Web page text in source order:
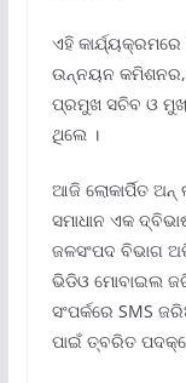
ଏହି
ଉନ୍ନୟନ କମିଶନର,
ପ୍ରମୁଖ ସଚିବ ଓ
ଥିଲେ ।
ଆଜି ଲୋକାର୍ପିତ ଅନ୍‌
ସମାଧାନ ଏକ
ଜଳସଂପଦ ବିଭାଗ
ଭିଡିଓ ମୋବାଇଲ
ସଂପର୍କରେ SMS
ପାଇଁ ତ୍ବରିତ